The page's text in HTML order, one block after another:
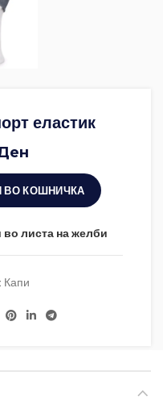
еластик
ВО КОШНИЧКА
листа на желби
Капи